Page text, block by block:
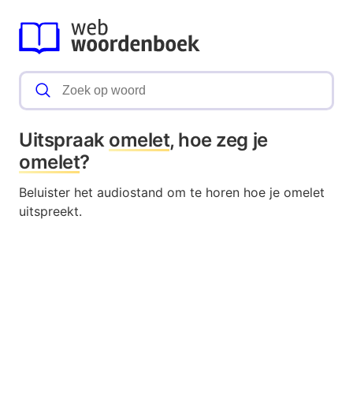
Uitspraak omelet, hoe zeg je
omelet?
Beluister het audiostand om te horen hoe je omelet
uitspreekt.